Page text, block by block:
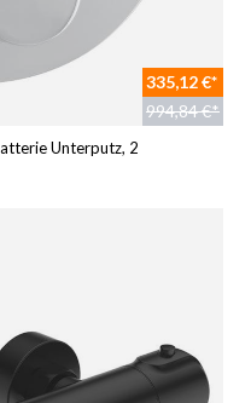
335,12 €*
994,84 €*
Unterputz, 2